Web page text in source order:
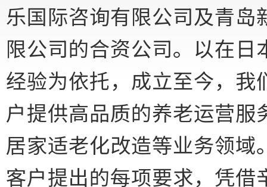
乐国际咨询有限公司及青岛
限公司的合资公司。以在日
经验为依托，成立至今，我
户提供高品质的养老运营
居家适老化改造等业务领
客户提出的每项要求，凭